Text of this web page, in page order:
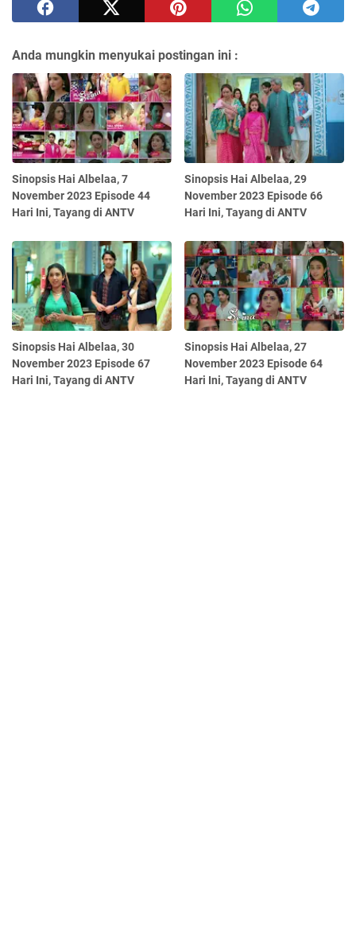
Anda mungkin menyukai postingan ini :
Sinopsis Hai Albelaa, 7
November 2023 Episode 44
Hari Ini, Tayang di ANTV
Sinopsis Hai Albelaa, 29
November 2023 Episode 66
Hari Ini, Tayang di ANTV
Sinopsis Hai Albelaa, 30
November 2023 Episode 67
Hari Ini, Tayang di ANTV
Sinopsis Hai Albelaa, 27
November 2023 Episode 64
Hari Ini, Tayang di ANTV